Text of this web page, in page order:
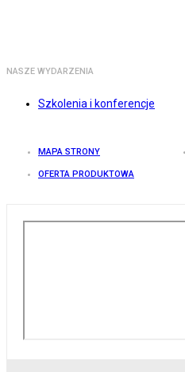
NASZE WYDARZENIA
Szkolenia i konferencje
MAPA STRONY
OFERTA PRODUKTOWA